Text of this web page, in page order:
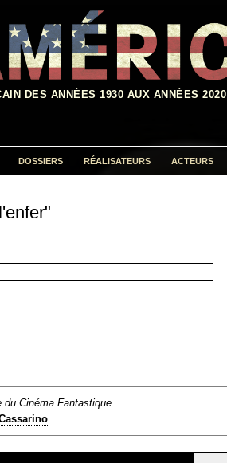
DES ANNÉES 1930 AUX ANNÉES 2020
DOSSIERS RÉALISATEURS ACTEURS
du Cinéma Fantastique